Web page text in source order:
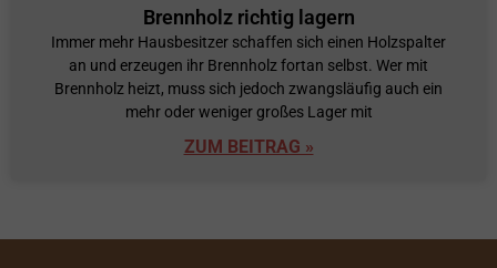
Brennholz richtig lagern
Immer mehr Hausbesitzer schaffen sich einen Holzspalter
an und erzeugen ihr Brennholz fortan selbst. Wer mit
Brennholz heizt, muss sich jedoch zwangsläufig auch ein
mehr oder weniger großes Lager mit
ZUM BEITRAG »